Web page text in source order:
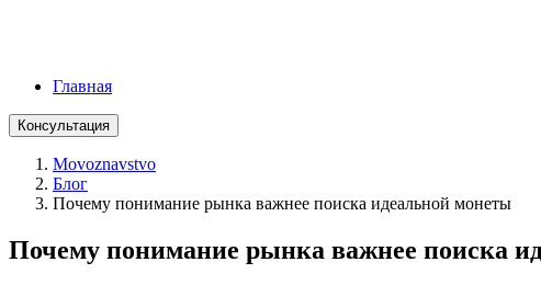
Главная
Консультация
Movoznavstvo
Блог
Почему понимание рынка важнее поиска идеальной монеты
Почему понимание рынка важнее поиска